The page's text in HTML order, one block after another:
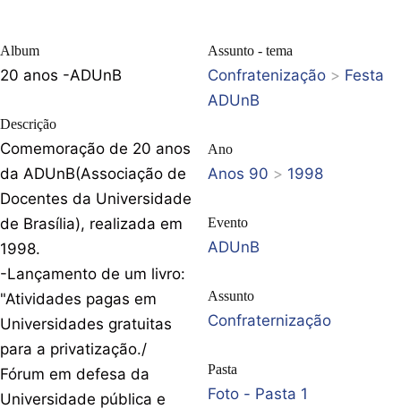
Album
20 anos -ADUnB
Descrição
Comemoração de 20 anos
da ADUnB(Associação de
Docentes da Universidade
de Brasília), realizada em
1998.
-Lançamento de um livro:
"Atividades pagas em
Universidades gratuitas
para a privatização./
Fórum em defesa da
Universidade pública e
Assunto - tema
Confratenização > Festa
ADUnB
Ano
Anos 90 > 1998
Evento
ADUnB
Assunto
Confraternização
Pasta
Foto - Pasta 1